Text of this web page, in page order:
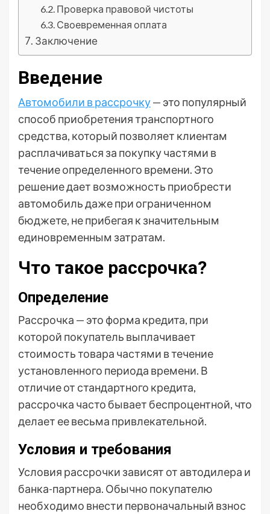
Проверка правовой чистоты
Своевременная оплата
Заключение
Введение
Автомобили в рассрочку— это популярный
способ приобретения транспортного
средства, который позволяет клиентам
расплачиваться за покупку частями в
течение определенного времени. Это
решение дает возможность приобрести
автомобиль даже при ограниченном
бюджете, не прибегая к значительным
единовременным затратам.
Что такое рассрочка?
Определение
Рассрочка — это форма кредита, при
которой покупатель выплачивает
стоимость товара частями в течение
установленного периода времени. В
отличие от стандартного кредита,
рассрочка часто бывает беспроцентной, что
делает ее весьма привлекательной.
Условия и требования
Условия рассрочки зависят от автодилера и
банка-партнера. Обычно покупателю
необходимо внести первоначальный взнос